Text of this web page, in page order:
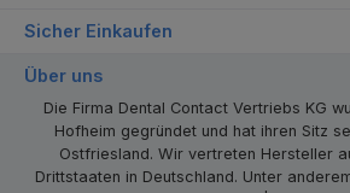
Sicher Einkaufen
Über uns
Die Firma Dental Contact Vertriebs KG
Hofheim gegründet und hat ihren Sitz
Ostfriesland. Wir vertreten Hersteller
Drittstaaten in Deutschland. Unter